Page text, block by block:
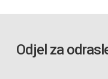
Odjel za